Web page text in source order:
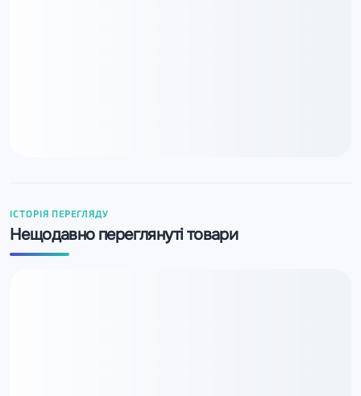
ІСТОРІЯ ПЕРЕГЛЯДУ
Нещодавно переглянуті товари